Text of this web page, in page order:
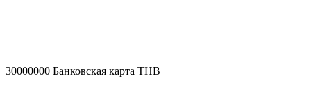
30000000 Банковская карта THB